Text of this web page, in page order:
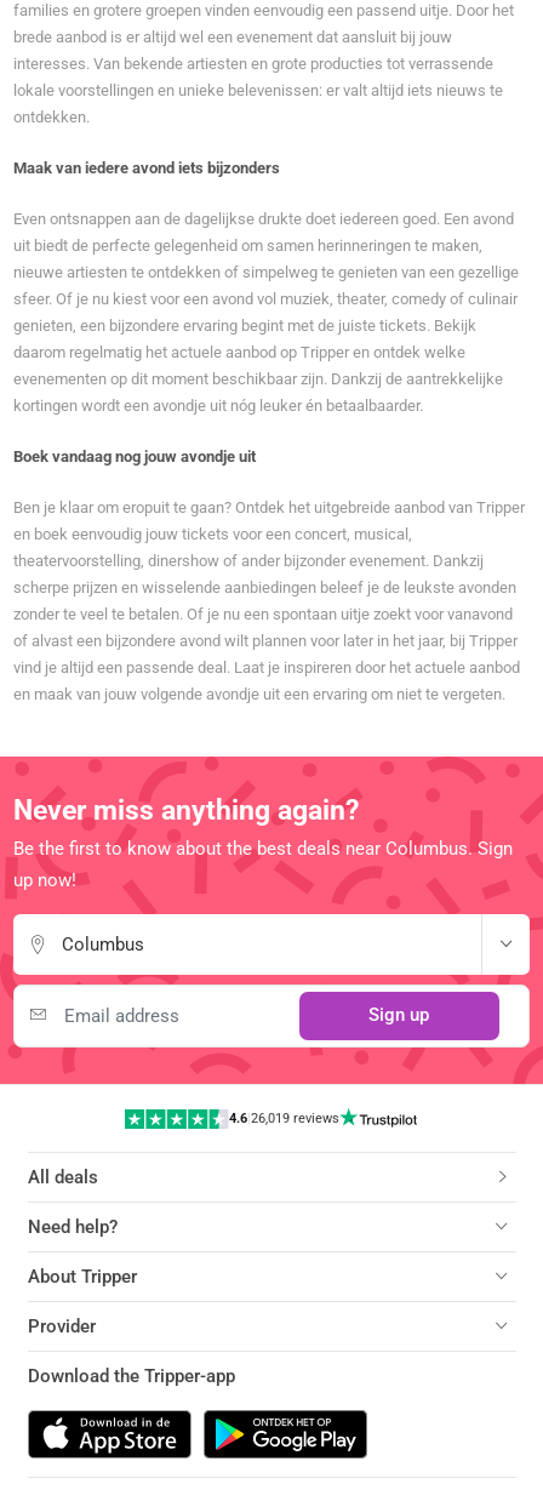
families en grotere groepen vinden eenvoudig een passend uitje. Door het
brede aanbod is er altijd wel een evenement dat aansluit bij jouw
interesses. Van bekende artiesten en grote producties tot verrassende
lokale voorstellingen en unieke belevenissen: er valt altijd iets nieuws te
ontdekken.
Maak van iedere avond iets bijzonders
Even ontsnappen aan de dagelijkse drukte doet iedereen goed. Een avond
uit biedt de perfecte gelegenheid om samen herinneringen te maken,
nieuwe artiesten te ontdekken of simpelweg te genieten van een gezellige
sfeer. Of je nu kiest voor een avond vol muziek, theater, comedy of culinair
genieten, een bijzondere ervaring begint met de juiste tickets. Bekijk
daarom regelmatig het actuele aanbod op Tripper en ontdek welke
evenementen op dit moment beschikbaar zijn. Dankzij de aantrekkelijke
kortingen wordt een avondje uit nóg leuker én betaalbaarder.
Boek vandaag nog jouw avondje uit
Ben je klaar om eropuit te gaan? Ontdek het uitgebreide aanbod van Tripper
en boek eenvoudig jouw tickets voor een concert, musical,
theatervoorstelling, dinershow of ander bijzonder evenement. Dankzij
scherpe prijzen en wisselende aanbiedingen beleef je de leukste avonden
zonder te veel te betalen. Of je nu een spontaan uitje zoekt voor vanavond
of alvast een bijzondere avond wilt plannen voor later in het jaar, bij Tripper
vind je altijd een passende deal. Laat je inspireren door het actuele aanbod
en maak van jouw volgende avondje uit een ervaring om niet te vergeten.
Never miss anything again?
Be the first to know about the best deals near Columbus. Sign
up now!
Columbus
Sign up
4.6| 26,019 reviews
All deals
Need help?
About Tripper
Provider
Download the Tripper-app